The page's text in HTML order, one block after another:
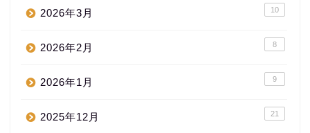
2026年3月 10
2026年2月 8
2026年1月 9
2025年12月 21